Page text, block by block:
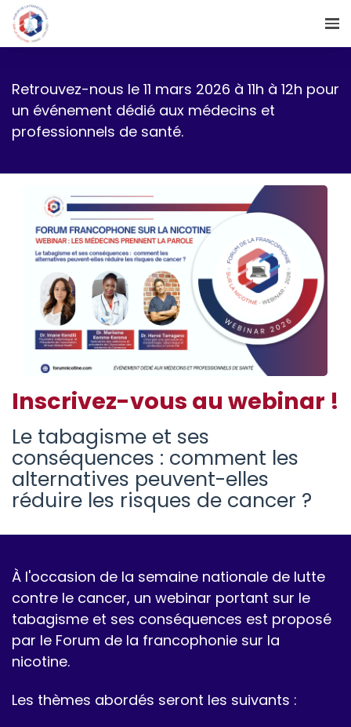
Retrouvez-nous le 11 mars 2026 à 11h à 12h pour
un événement dédié aux médecins et
professionnels de santé.
Inscrivez-vous au webinar !
Le tabagisme et ses
conséquences : comment les
alternatives peuvent-elles
réduire les risques de cancer ?
À l'occasion de la semaine nationale de lutte
contre le cancer, un webinar portant sur le
tabagisme et ses conséquences est proposé
par le Forum de la francophonie sur la
nicotine.
Les thèmes abordés seront les suivants :